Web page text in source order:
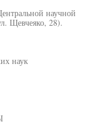
научной
Щевчеяко, 28).
наук